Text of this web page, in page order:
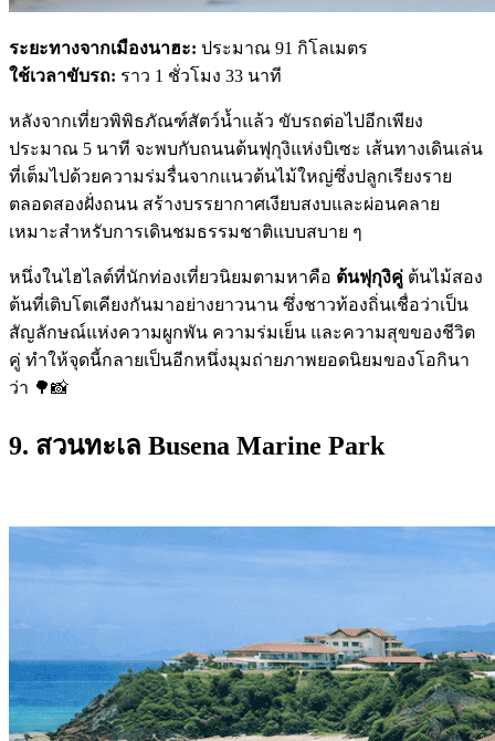
ระยะทางจากเมืองนาฮะ: ประมาณ 91 กิโลเมตร
ใช้เวลาขับรถ: ราว 1 ชั่วโมง 33 นาที
หลังจากเที่ยวพิพิธภัณฑ์สัตว์น้ำแล้ว ขับรถต่อไปอีกเพียง
ประมาณ 5 นาที จะพบกับถนนต้นฟุกุงิแห่งบิเซะ เส้นทางเดินเล่น
ที่เต็มไปด้วยความร่มรื่นจากแนวต้นไม้ใหญ่ซึ่งปลูกเรียงราย
ตลอดสองฝั่งถนน สร้างบรรยากาศเงียบสงบและผ่อนคลาย
เหมาะสำหรับการเดินชมธรรมชาติแบบสบาย ๆ
หนึ่งในไฮไลต์ที่นักท่องเที่ยวนิยมตามหาคือ ต้นฟุกุงิคู่ ต้นไม้สอง
ต้นที่เติบโตเคียงกันมาอย่างยาวนาน ซึ่งชาวท้องถิ่นเชื่อว่าเป็น
สัญลักษณ์แห่งความผูกพัน ความร่มเย็น และความสุขของชีวิต
คู่ ทำให้จุดนี้กลายเป็นอีกหนึ่งมุมถ่ายภาพยอดนิยมของโอกินา
ว่า 🌳📸
9. สวนทะเล Busena Marine Park